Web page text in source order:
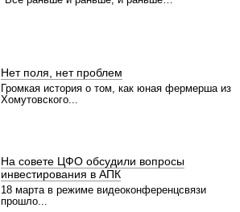
Нет поля, нет проблем
Громкая история о том, как юная фермерша из
Хомутовского...
На совете ЦФО обсудили вопросы
инвестирования в АПК
18 марта в режиме видеоконференцсвязи
прошло...